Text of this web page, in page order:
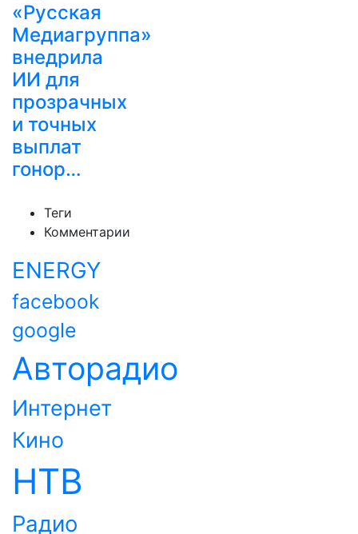
«Русская
Медиагруппа»
внедрила
ИИ для
прозрачных
и точных
выплат
гонор…
Теги
Комментарии
ENERGY
facebook
google
Авторадио
Интернет
Кино
НТВ
Радио